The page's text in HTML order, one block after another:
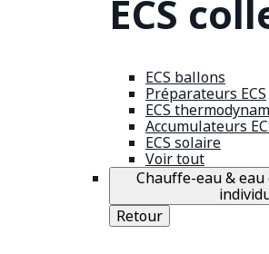
ECS
ECS ballons
Préparateurs ECS
ECS
Accumulateurs
ECS solaire
Voir tout
Chauffe-eau &
Retour